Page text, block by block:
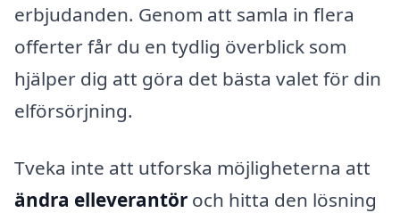
erbjudanden. Genom att samla in flera
offerter får du en tydlig överblick som
hjälper dig att göra det bästa valet för din
elförsörjning.
Tveka inte att utforska möjligheterna att
ändra elleverantör och hitta den lösning